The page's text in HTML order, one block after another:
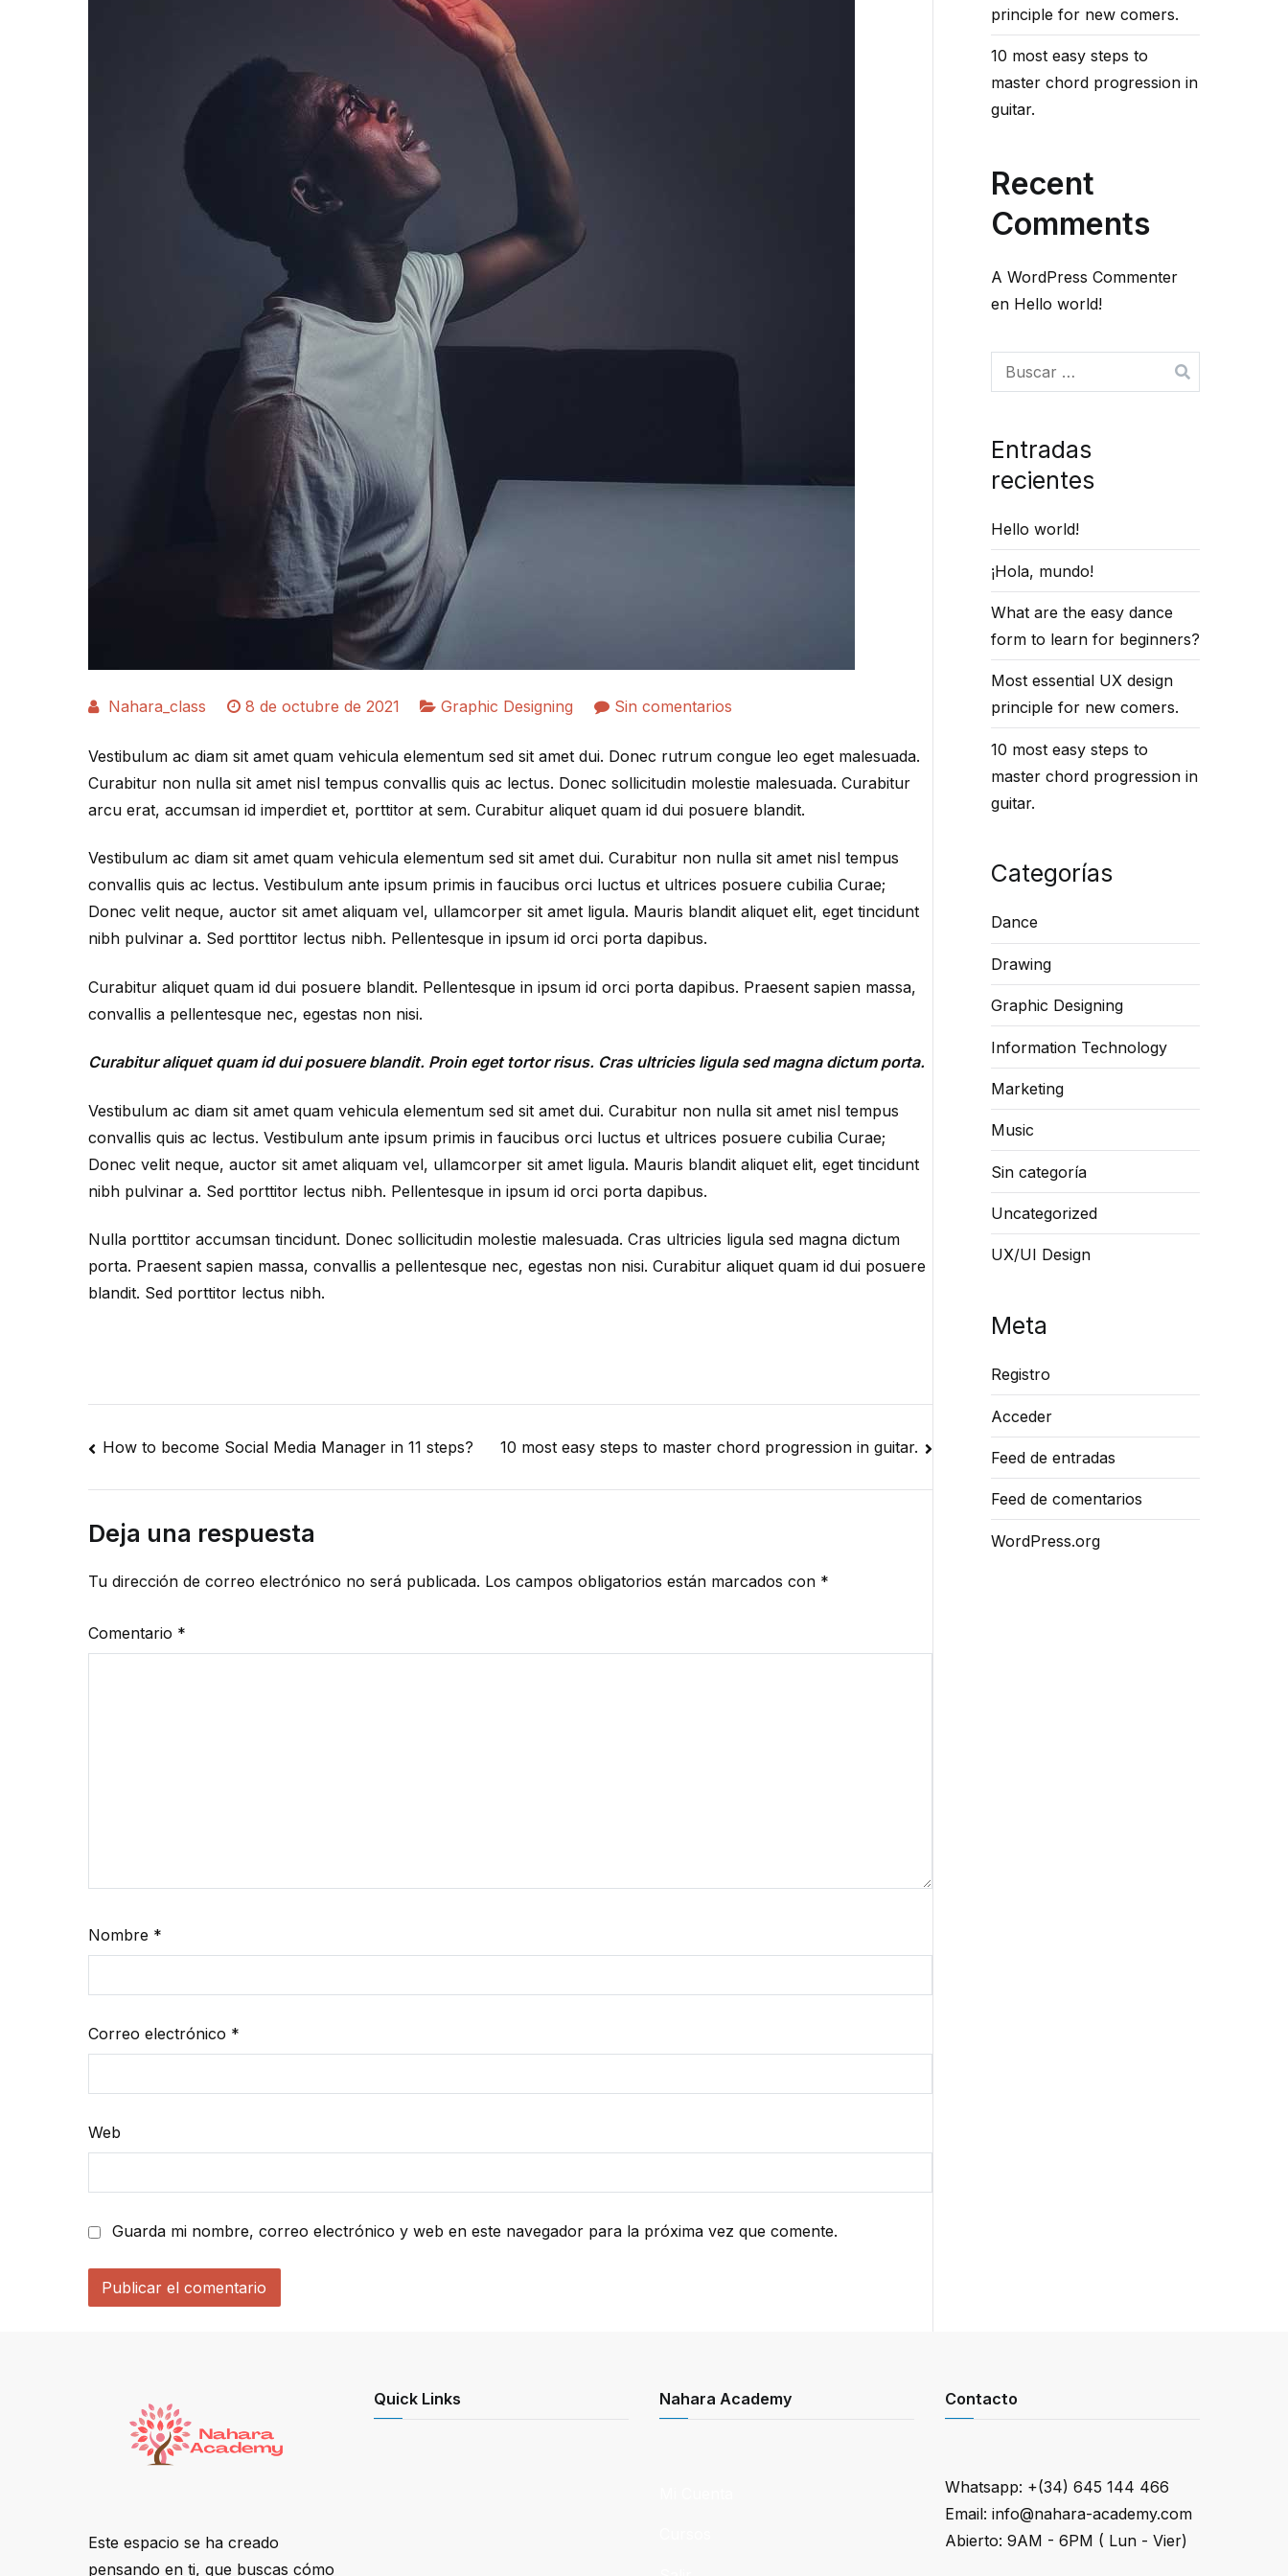
Nahara_class 8 de octubre de 2021 Graphic Designing Sin comentariosen
is
photoshop
and
is
it
used
Vestibulum ac diam sit amet quam vehicula elementum sed sit amet dui. Donec rutrum congue leo eget malesuada.
Curabitur non nulla sit amet nisl tempus convallis quis ac lectus. Donec sollicitudin molestie malesuada. Curabitur
arcu erat, accumsan id imperdiet et, porttitor at sem. Curabitur aliquet quam id dui posuere blandit.
Vestibulum ac diam sit amet quam vehicula elementum sed sit amet dui. Curabitur non nulla sit amet nisl tempus
convallis quis ac lectus. Vestibulum ante ipsum primis in faucibus orci luctus et ultrices posuere cubilia Curae;
Donec velit neque, auctor sit amet aliquam vel, ullamcorper sit amet ligula. Mauris blandit aliquet elit, eget tincidunt
nibh pulvinar a. Sed porttitor lectus nibh. Pellentesque in ipsum id orci porta dapibus.
Curabitur aliquet quam id dui posuere blandit. Pellentesque in ipsum id orci porta dapibus. Praesent sapien massa,
convallis a pellentesque nec, egestas non nisi.
Curabitur aliquet quam id dui posuere blandit. Proin eget tortor risus. Cras ultricies ligula sed magna dictum porta.
Vestibulum ac diam sit amet quam vehicula elementum sed sit amet dui. Curabitur non nulla sit amet nisl tempus
convallis quis ac lectus. Vestibulum ante ipsum primis in faucibus orci luctus et ultrices posuere cubilia Curae;
Donec velit neque, auctor sit amet aliquam vel, ullamcorper sit amet ligula. Mauris blandit aliquet elit, eget tincidunt
nibh pulvinar a. Sed porttitor lectus nibh. Pellentesque in ipsum id orci porta dapibus.
Nulla porttitor accumsan tincidunt. Donec sollicitudin molestie malesuada. Cras ultricies ligula sed magna dictum
porta. Praesent sapien massa, convallis a pellentesque nec, egestas non nisi. Curabitur aliquet quam id dui posuere
blandit. Sed porttitor lectus nibh.
Navegación
de
entradas
How to become Social Media Manager in 11 steps? 10 most easy steps to master chord progression in guitar.
Deja una respuesta
Tu dirección de correo electrónico no será publicada. Los campos obligatorios están marcados con *
Comentario *
Nombre *
Correo electrónico *
Web
Guarda mi nombre, correo electrónico y web en este navegador para la próxima vez que comente.
principle for new comers.
10 most easy steps to
master chord progression in
guitar.
Recent
Comments
A WordPress Commenter
en Hello world!
Buscar:
Entradas
recientes
Hello world!
¡Hola, mundo!
What are the easy dance
form to learn for beginners?
Most essential UX design
principle for new comers.
10 most easy steps to
master chord progression in
guitar.
Categorías
Dance
Drawing
Graphic Designing
Information Technology
Marketing
Music
Sin categoría
Uncategorized
UX/UI Design
Meta
Registro
Acceder
Feed de entradas
Feed de comentarios
WordPress.org
Este espacio se ha creado
pensando en ti, que buscas cómo
Quick Links Nahara Academy Contacto
Whatsapp: +(34) 645 144 466
Email: info@nahara-academy.com
Abierto: 9AM - 6PM ( Lun - Vier)